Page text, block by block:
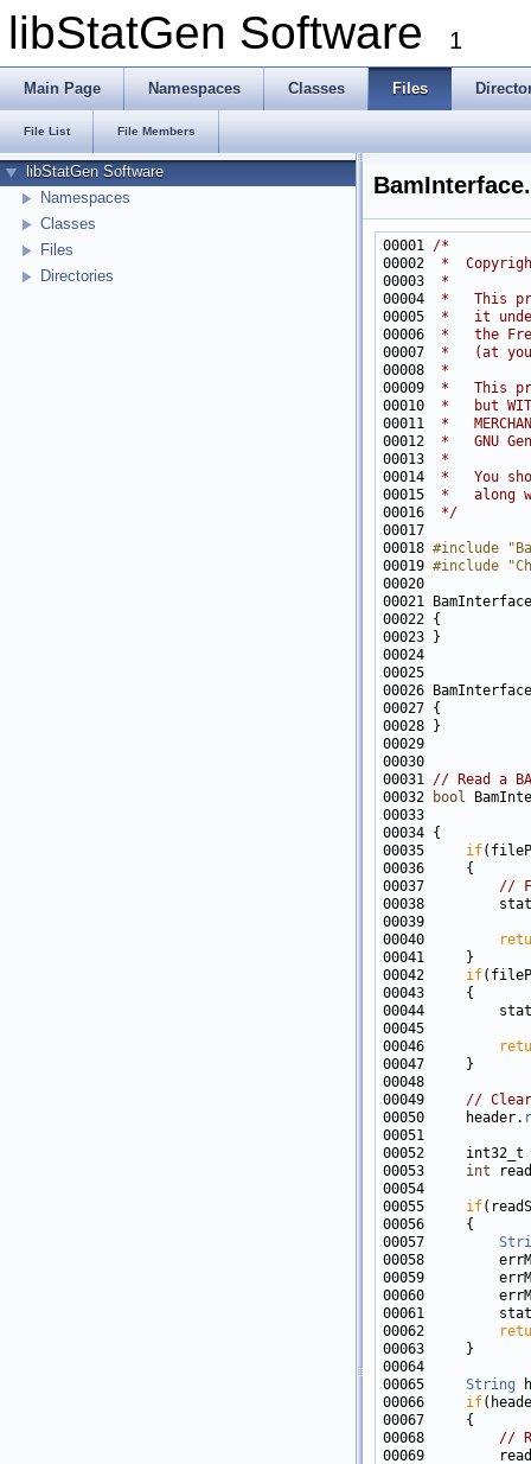
libStatGen Software 1
Main Page Namespaces Classes Files
File List File Members
libStatGen Software
Namespaces
Classes
Files
Directories
00001 /*
00002
*
00003
*
00004
*   This
00005
*   it under
00006
*   the
00007
*   (at
00008
*
00009
*   This
00010
*   but
00011
*
00012
*   GNU
00013
*
00014
*   You
00015
*   along
00016
*/
00018 #include
00019 #include
00031 // Read a
00032
bool
00035 if
00037 //
00038
00040
00042 if
00044
00046
00049 //
00050     header.
00053 int
00055 if
00057
00059
00060
00061
00062
00065 String
00066 if
00068 //